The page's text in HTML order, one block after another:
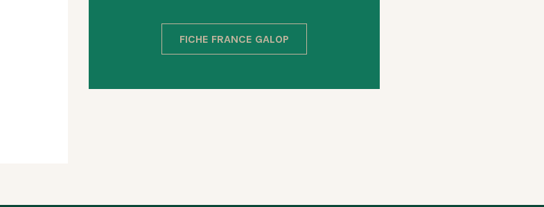
FICHE FRANCE GALOP